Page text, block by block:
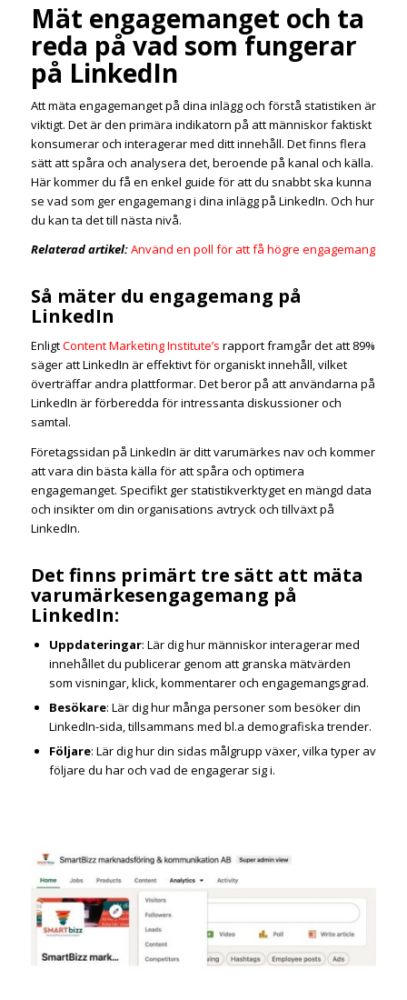
Mät engagemanget och ta
reda på vad som fungerar
på LinkedIn
Att mäta engagemanget på dina inlägg och förstå statistiken är
viktigt. Det är den primära indikatorn på att människor faktiskt
konsumerar och interagerar med ditt innehåll. Det finns flera
sätt att spåra och analysera det, beroende på kanal och källa.
Här kommer du få en enkel guide för att du snabbt ska kunna
se vad som ger engagemang i dina inlägg på LinkedIn. Och hur
du kan ta det till nästa nivå.
Relaterad artikel:Använd en poll för att få högre engagemang
Så mäter du engagemang på
LinkedIn
EnligtContent Marketing Institute’s rapport framgår det att 89%
säger att LinkedIn är effektivt för organiskt innehåll, vilket
överträffar andra plattformar. Det beror på att användarna på
LinkedIn är förberedda för intressanta diskussioner och
samtal.
Företagssidan på LinkedIn är ditt varumärkes nav och kommer
att vara din bästa källa för att spåra och optimera
engagemanget. Specifikt ger statistikverktyget en mängd data
och insikter om din organisations avtryck och tillväxt på
LinkedIn.
Det finns primärt tre sätt att mäta
varumärkesengagemang på
LinkedIn:
Uppdateringar: Lär dig hur människor interagerar med
innehållet du publicerar genom att granska mätvärden
som visningar, klick, kommentarer och engagemangsgrad.
Besökare: Lär dig hur många personer som besöker din
LinkedIn-sida, tillsammans med bl.a demografiska trender.
Följare: Lär dig hur din sidas målgrupp växer, vilka typer av
följare du har och vad de engagerar sig i.